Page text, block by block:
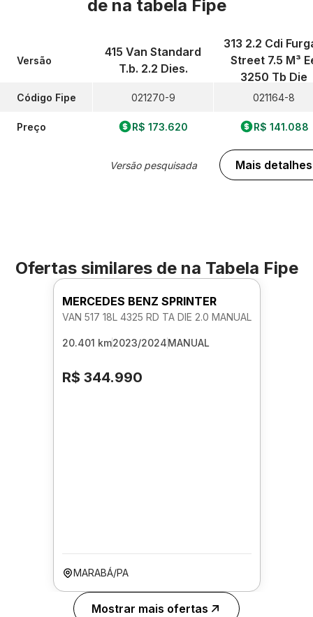
de na tabela Fipe
Versão
Código Fipe
Preço
415 Van Standard
T.b. 2.2 Dies.
021270-9
R$ 173.620
Versão pesquisada
313 2.2 Cdi
Street 7.5 M³
3250 Tb Die
021164-8
R$ 141.088
Mais detalhes
Ofertas similares de na Tabela Fipe
MERCEDES BENZ SPRINTER
VAN 517 18L 4325 RD TA DIE 2.0 MANUAL
20.401 km2023/2024MANUAL
R$ 344.990
MARABÁ/PA
Mostrar mais ofertas